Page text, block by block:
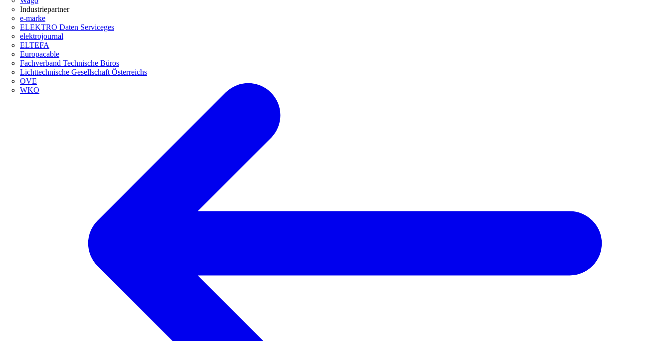
Industriepartner
e-marke
ELEKTRO Daten Serviceges
elektrojournal
ELTEFA
Europacable
Fachverband Technische Büros
Lichttechnische Gesellschaft Österreichs
OVE
WKO